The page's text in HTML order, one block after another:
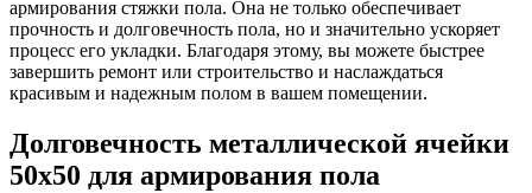
армирования стяжки пола. Она не только обеспечивает
прочность и долговечность пола, но и значительно ускоряет
процесс его укладки. Благодаря этому, вы можете быстрее
завершить ремонт или строительство и наслаждаться
красивым и надежным полом в вашем помещении.
Долговечность металлической ячейки
50х50 для армирования пола